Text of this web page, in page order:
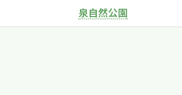
泉自然公園
ケヤキ